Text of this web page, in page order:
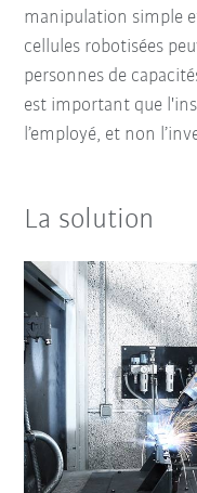
manipulation simple
cellules robotisées
personnes de
est important que
l’employé, et non
La solution